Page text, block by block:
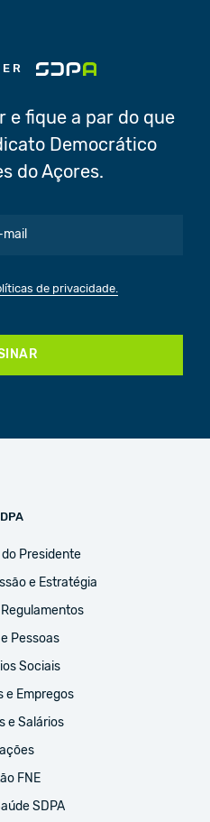
e fique a par do que
Democrático
do Açores.
de privacidade.
do Presidente
e Estratégia
Pessoas
Sociais
e Empregos
e Salários
FNE
SDPA